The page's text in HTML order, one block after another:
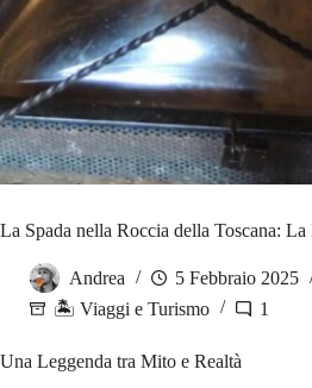
La Spada nella Roccia della Toscana:
Andrea
5 Febbraio 2025
🏝️ Viaggi e Turismo
1
Una Leggenda tra Mito e Realtà